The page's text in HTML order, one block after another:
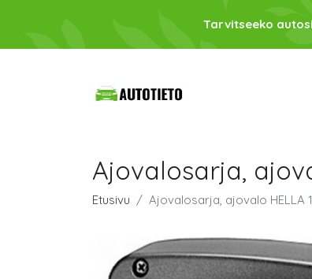
Tarvitseeko
Ajovalosarja,
Etusivu Ajovalosarja, ajovalo HELLA